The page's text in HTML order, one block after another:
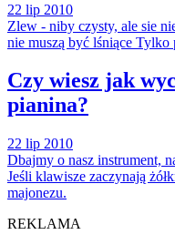
22 lip 2010
Zlew - niby czysty, ale sie
nie muszą być lśniące Tylko
Czy wiesz jak
pianina?
22 lip 2010
Dbajmy o nasz instrument,
Jeśli klawisze zaczynają
majonezu.
REKLAMA